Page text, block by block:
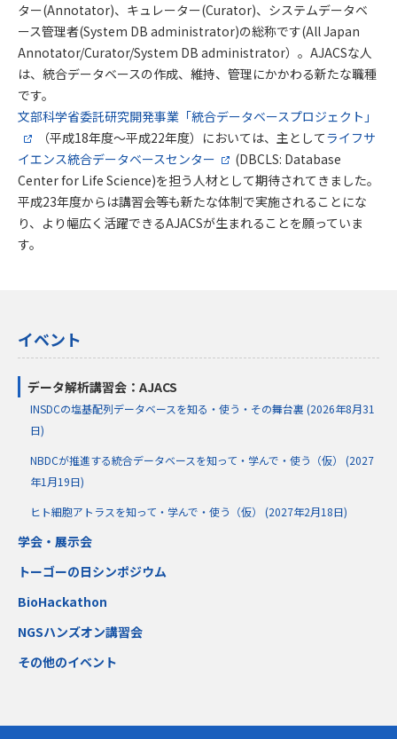
ター(Annotator)、キュレーター(Curator)、システムデータベ
ース管理者(System DB administrator)の総称です(All Japan
Annotator/Curator/System DB administrator）。AJACSな人
は、統合データベースの作成、維持、管理にかかわる新たな職種
です。
文部科学省委託研究開発事業「統合データベースプロジェクト」
（平成18年度～平成22年度）においては、主としてライフサ
イエンス統合データベースセンター
(DBCLS: Database
Center for Life Science)を担う人材として期待されてきました。
平成23年度からは講習会等も新たな体制で実施されることにな
り、より幅広く活躍できるAJACSが生まれることを願っていま
す。
イベント
データ解析講習会：AJACS
INSDCの塩基配列データベースを知る・使う・その舞台裏 (2026年8月31
日)
NBDCが推進する統合データベースを知って・学んで・使う（仮） (2027
年1月19日)
ヒト細胞アトラスを知って・学んで・使う（仮） (2027年2月18日)
学会・展示会
トーゴーの日シンポジウム
BioHackathon
NGSハンズオン講習会
その他のイベント